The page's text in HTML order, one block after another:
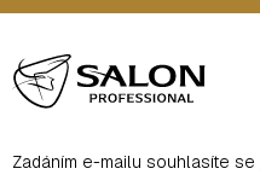
á
p
Zadáním e-mailu souhlasíte se